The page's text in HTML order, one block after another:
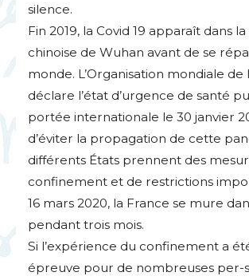
silence.
Fin 2019, la Covid 19 apparaît dans
chinoise de Wuhan avant de se
monde. L’Organisation mondiale de
déclare l’état d’urgence de santé
portée internationale le 30 janvier
d’éviter la propagation de cette
différents États prennent des
confinement et de restrictions
16 mars 2020, la France se mure
pendant trois mois.
Si l’expérience du confinement a
épreuve pour de nombreuses per-